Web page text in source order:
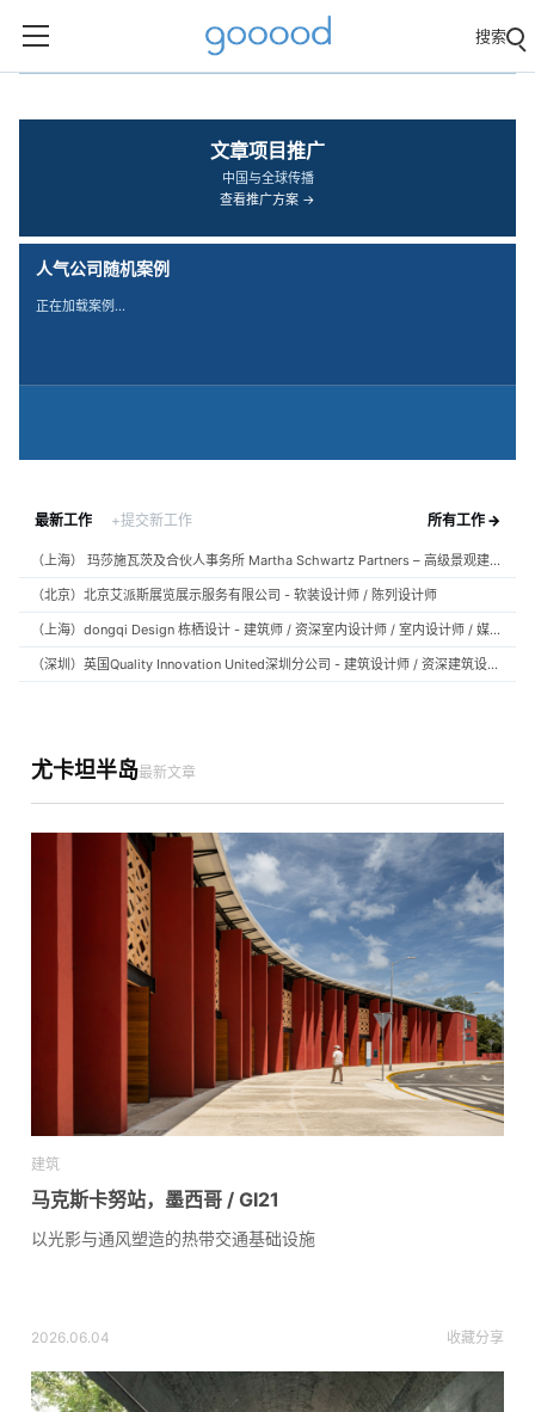
搜索
文章项目推广
中国与全球传播
查看推广方案 →
人气公司随机案例
正在加载案例…
最新工作 +提交新工作 所有工作 →
（上海） 玛莎施瓦茨及合伙人事务所 Martha Schwartz Partners – 高级景观建筑师 Senior Landscape Designer / 景观建筑师 Landscape Designer
（北京）北京艾派斯展览展示服务有限公司 - 软装设计师 / 陈列设计师
（上海）dongqi Design 栋栖设计 - 建筑师 / 资深室内设计师 / 室内设计师 / 媒体及公共关系主管 / 设计实习生（常年招聘）
（深圳）英国Quality Innovation United深圳分公司 - 建筑设计师 / 资深建筑设计师 / 室内设计师 / 设计实习生
尤卡坦半岛最新文章
建筑
马克斯卡努站，墨西哥 / GI21
以光影与通风塑造的热带交通基础设施
2026.06.04 收藏分享